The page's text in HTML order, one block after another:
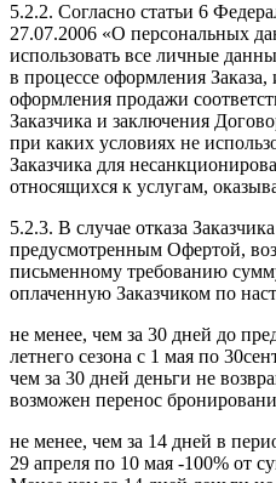
5.2.2. Согласно статьи 6
27.07.2006 «О персональных
использовать все личные
в процессе оформления
оформления продажи
Заказчика и заключения
при каких условиях не
Заказчика для
относящихся к услугам,
5.2.3. В случае отказа
предусмотренным Офертой,
письменному требованию
оплаченную Заказчиком по
не менее, чем за 30 дней до
летнего сезона с 1 мая по
чем за 30 дней деньги не
возможен перенос
не менее, чем за 14 дней в
29 апреля по 10 мая -100% от